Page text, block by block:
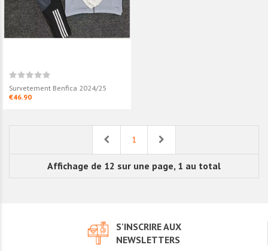
Survetement Benfica 2024/25
€46.90
Previous1
Affichage de 12 sur une page, 1 au total
S'INSCRIRE AUX
NEWSLETTERS